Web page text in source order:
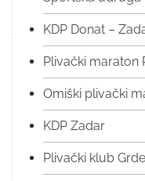
KDP Donat –
Plivački maraton
Omiški plivački
KDP Zadar
Plivački klub